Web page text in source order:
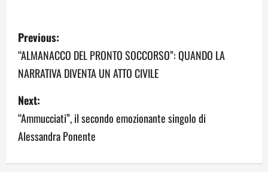
P
o
s
t
n
a
Previous:
“ALMANACCO DEL PRONTO SOCCORSO”: QUANDO LA
NARRATIVA DIVENTA UN ATTO CIVILE
Next:
“Ammucciati”, il secondo emozionante singolo di
Alessandra Ponente